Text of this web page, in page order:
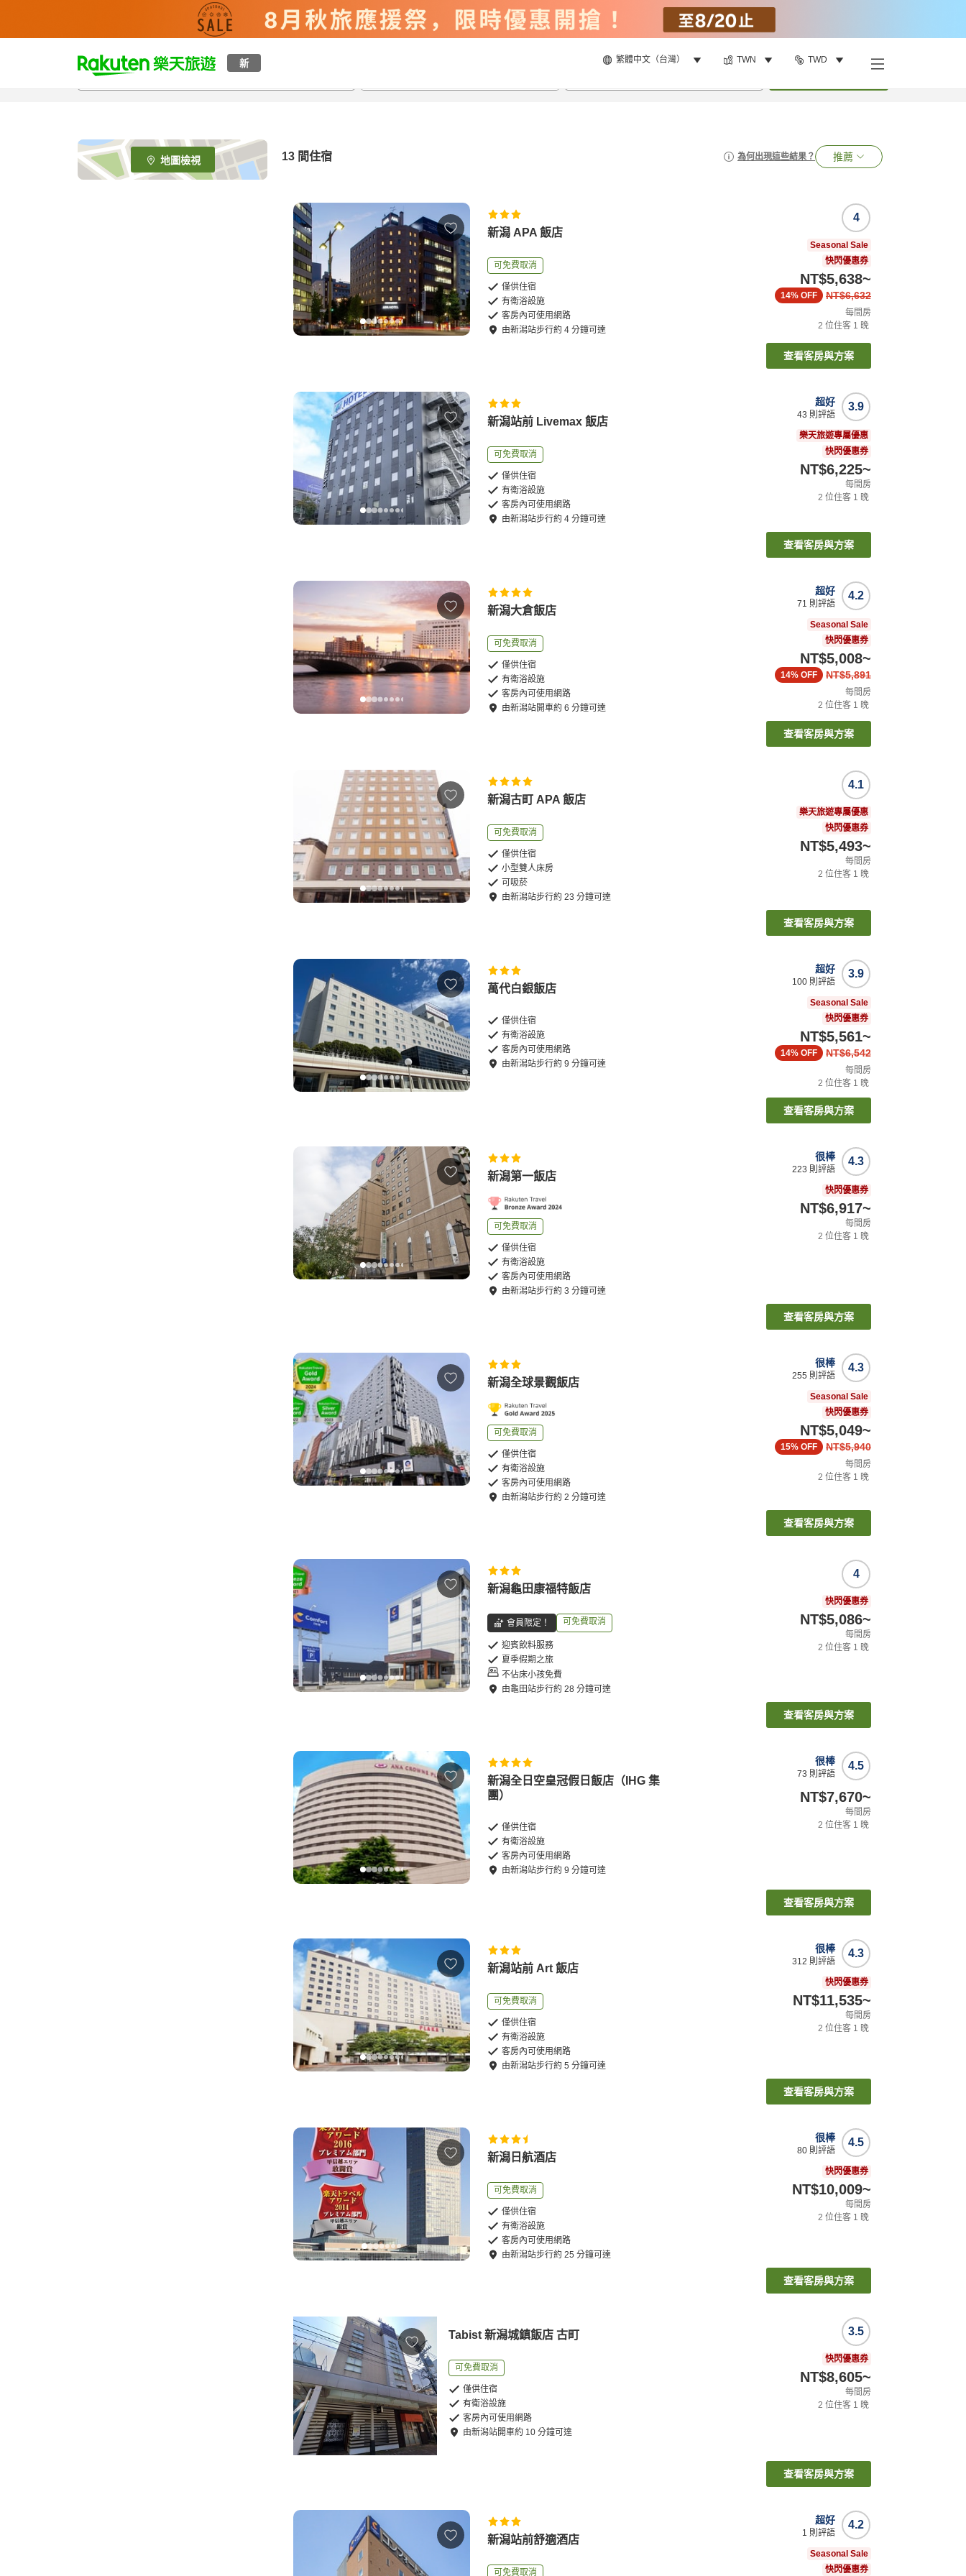
新 繁體中文（台灣） TWN TWD
t
p
e
_
s
地圖檢視 13 間住宿 為何出現這些結果？ 推薦
新潟 APA 飯店
可免費取消
僅供住宿
有衛浴設施
客房內可使用網路
由新潟站步行約4 分鐘可達
4
Seasonal Sale
快閃優惠券
NT$5,638~
NT$6,632
14% OFF
每間房
2 位住客 1 晚
查看客房與方案
新潟站前 Livemax 飯店
可免費取消
僅供住宿
有衛浴設施
客房內可使用網路
由新潟站步行約4 分鐘可達
3.9
超好
43 則評語
樂天旅遊專屬優惠
快閃優惠券
NT$6,225~
每間房
2 位住客 1 晚
查看客房與方案
新潟大倉飯店
可免費取消
僅供住宿
有衛浴設施
客房內可使用網路
由新潟站開車約6 分鐘可達
4.2
超好
71 則評語
Seasonal Sale
快閃優惠券
NT$5,008~
NT$5,891
14% OFF
每間房
2 位住客 1 晚
查看客房與方案
新潟古町 APA 飯店
可免費取消
僅供住宿
小型雙人床房
可吸菸
由新潟站步行約23 分鐘可達
4.1
樂天旅遊專屬優惠
快閃優惠券
NT$5,493~
每間房
2 位住客 1 晚
查看客房與方案
萬代白銀飯店
僅供住宿
有衛浴設施
客房內可使用網路
由新潟站步行約9 分鐘可達
3.9
超好
100 則評語
Seasonal Sale
快閃優惠券
NT$5,561~
NT$6,542
14% OFF
每間房
2 位住客 1 晚
查看客房與方案
新潟第一飯店
可免費取消
僅供住宿
有衛浴設施
客房內可使用網路
由新潟站步行約3 分鐘可達
4.3
很棒
223 則評語
快閃優惠券
NT$6,917~
每間房
2 位住客 1 晚
查看客房與方案
新潟全球景觀飯店
可免費取消
僅供住宿
有衛浴設施
客房內可使用網路
由新潟站步行約2 分鐘可達
4.3
很棒
255 則評語
Seasonal Sale
快閃優惠券
NT$5,049~
NT$5,940
15% OFF
每間房
2 位住客 1 晚
查看客房與方案
新潟龜田康福特飯店
會員限定！ 可免費取消
迎賓飲料服務
夏季假期之旅
不佔床小孩免費
由龜田站步行約28 分鐘可達
4
快閃優惠券
NT$5,086~
每間房
2 位住客 1 晚
查看客房與方案
新潟全日空皇冠假日飯店（IHG 集
團）
僅供住宿
有衛浴設施
客房內可使用網路
由新潟站步行約9 分鐘可達
4.5
很棒
73 則評語
NT$7,670~
每間房
2 位住客 1 晚
查看客房與方案
新潟站前 Art 飯店
可免費取消
僅供住宿
有衛浴設施
客房內可使用網路
由新潟站步行約5 分鐘可達
4.3
很棒
312 則評語
快閃優惠券
NT$11,535~
每間房
2 位住客 1 晚
查看客房與方案
新潟日航酒店
可免費取消
僅供住宿
有衛浴設施
客房內可使用網路
由新潟站步行約25 分鐘可達
4.5
很棒
80 則評語
快閃優惠券
NT$10,009~
每間房
2 位住客 1 晚
查看客房與方案
Tabist 新潟城鎮飯店 古町
可免費取消
僅供住宿
有衛浴設施
客房內可使用網路
由新潟站開車約 10 分鐘可達
3.5
快閃優惠券
NT$8,605~
每間房
2 位住客 1 晚
查看客房與方案
新潟站前舒適酒店
可免費取消
4.2
超好
1 則評語
Seasonal Sale
快閃優惠券